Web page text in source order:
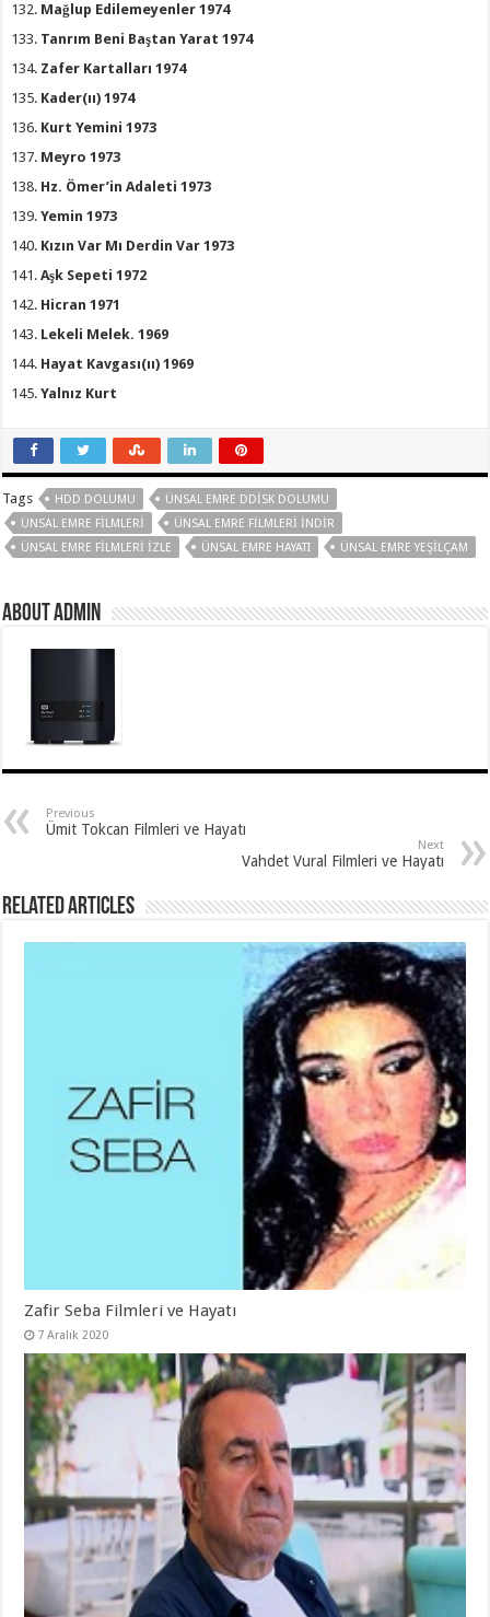
Mağlup Edilemeyenler 1974
Tanrım Beni Baştan Yarat 1974
Zafer Kartalları 1974
Kader(ıı) 1974
Kurt Yemini 1973
Meyro 1973
Hz. Ömer’in Adaleti 1973
Yemin 1973
Kızın Var Mı Derdin Var 1973
Aşk Sepeti 1972
Hicran 1971
Lekeli Melek. 1969
Hayat Kavgası(ıı) 1969
Yalnız Kurt
Tags HDD DOLUMU
ÜNSAL EMRE DDISK DOLUMU
ÜNSAL EMRE FILMLERI
ÜNSAL EMRE FILMLERI INDIR
ÜNSAL EMRE FILMLERI IZLE
ÜNSAL EMRE HAYATI ÜNSAL EMRE YEŞILÇAM
About Admin
Previous
Ümit Tokcan Filmleri ve Hayatı
Next
Vahdet Vural Filmleri ve Hayatı
Related Articles
Zafir Seba Filmleri ve Hayatı
7 Aralık 2020